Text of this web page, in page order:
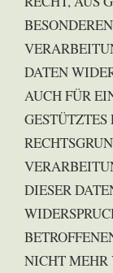
DATEN
AUCH FÜR
DIESER
NICHT MEHR